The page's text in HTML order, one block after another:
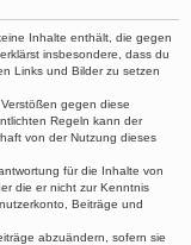
Inhalte enthält, die gegen
insbesondere, dass du
Links und Bilder zu setzen
gegen diese
Regeln kann der
von der Nutzung dieses
für die Inhalte von
die er nicht zur Kenntnis
Beiträge und
abzuändern, sofern sie